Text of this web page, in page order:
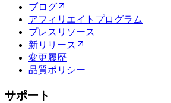
ブログ
アフィリエイトプログラム
プレスリソース
新リリース
変更履歴
品質ポリシー
サポート